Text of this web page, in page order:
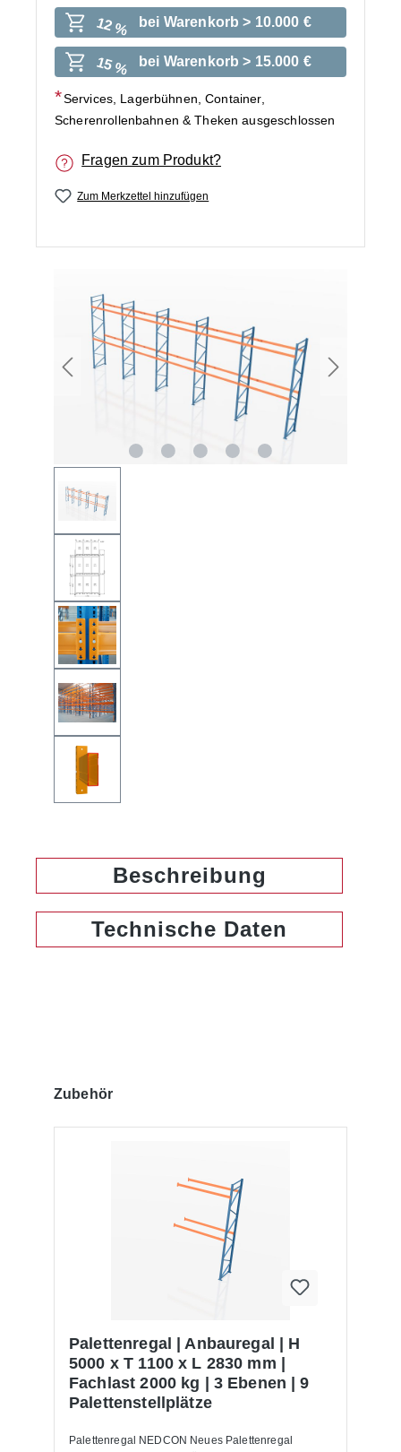
12 % bei Warenkorb > 10.000 €
15 % bei Warenkorb > 15.000 €
Services, Lagerbühnen, Container,
Scherenrollenbahnen & Theken ausgeschlossen
Fragen zum Produkt?
Zum Merkzettel hinzufügen
Beschreibung
Technische Daten
Produktgalerie überspringen
Zubehör
Palettenregal | Anbauregal | H
5000 x T 1100 x L 2830 mm |
Fachlast 2000 kg | 3 Ebenen | 9
Palettenstellplätze
Palettenregal NEDCON Neues Palettenregal